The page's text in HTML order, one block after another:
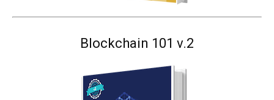
Blockchain 101 v.2